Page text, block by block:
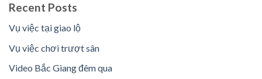
Recent Posts
Vụ việc tại giao lộ
Vụ việc chơi trượt sân
Video Bắc Giang đêm qua